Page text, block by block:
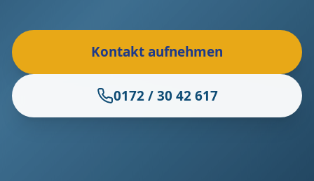
Kontakt aufnehmen
0172 / 30 42 617